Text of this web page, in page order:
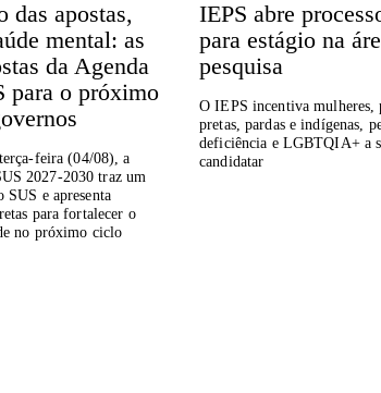
das apostas,
mental: as
da Agenda
para o próximo
feira (04/08), a
2027-2030 traz um
SUS e apresenta
para fortalecer o
no próximo ciclo
IEPS abre
para estágio na
pesquisa
O IEPS incentiva mulheres,
pretas, pardas e indígenas,
deficiência e LGBTQIA+ a
candidatar